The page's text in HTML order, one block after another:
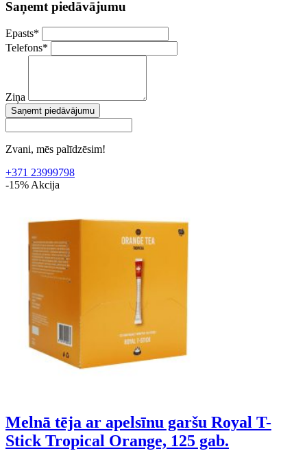
Saņemt piedāvājumu
Epasts*
Telefons*
Ziņa
Saņemt piedāvājumu
Zvani, mēs palīdzēsim!
+371 23999798
-15% Akcija
Melnā tēja ar apelsīnu garšu Royal T-
Stick Tropical Orange, 125 gab.